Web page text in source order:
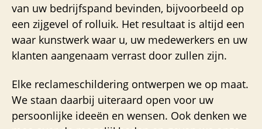
van uw bedrijfspand bevinden, bijvoorbeeld op
een zijgevel of rolluik. Het resultaat is altijd een
waar kunstwerk waar u, uw medewerkers en uw
klanten aangenaam verrast door zullen zijn.
Elke reclameschildering ontwerpen we op maat.
We staan daarbij uiteraard open voor uw
persoonlijke ideeën en wensen. Ook denken we